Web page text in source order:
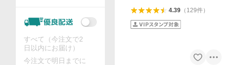
4.39（ 129件）
すべて（今注文で2
日以内にお届け）
今注文で明日までに